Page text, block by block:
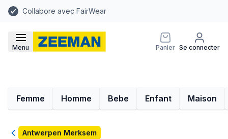
Collabore avec FairWear
Menu Panier Se connecter
Femme Homme Bebe Enfant Maison
RetourAntwerpen Merksem